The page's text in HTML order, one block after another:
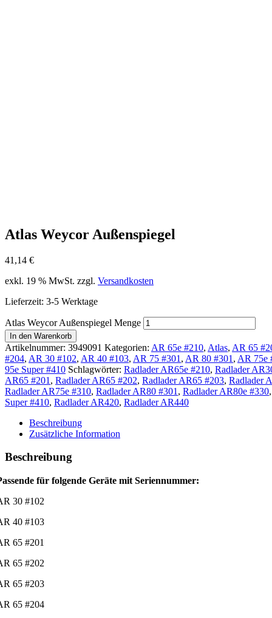
Atlas Weycor Außenspiegel
41,14 €
exkl. 19 % MwSt. zzgl. Versandkosten
Lieferzeit: 3-5 Werktage
Atlas Weycor Außenspiegel Menge
In den Warenkorb
Artikelnummer: 3949091 Kategorien: AR 65e #210, Atlas, AR 65
#204, AR 30 #102, AR 40 #103, AR 75 #301 , AR 80 #301 , AR 75e
95e Super #410 Schlagwörter: Radlader AR65e #210, Radlader
AR65 #201 , Radlader AR65 #202, Radlader AR65 #203, Radlader
Radlader AR75e #310, Radlader AR80 #301 , Radlader AR80e #330
Super #410, Radlader AR420, Radlader AR440
Beschreibung
Zusätzliche Information
Beschreibung
für folgende Geräte mit Seriennummer:
30 #102
40 #103
65 #201
65 #202
65 #203
65 #204